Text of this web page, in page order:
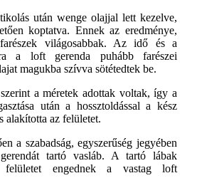
után wenge olajjal lett kezelve,
koptatva. Ennek az eredménye,
világosabbak. Az idő és a
a loft gerenda puhább farészei
magukba szívva sötétedtek be.
a méretek adottak voltak, így a
után a hossztoldással a kész
alakította az felületet.
a szabadság, egyszerűség jegyében
tartó vasláb. A tartó lábak
felületet engednek a vastag loft